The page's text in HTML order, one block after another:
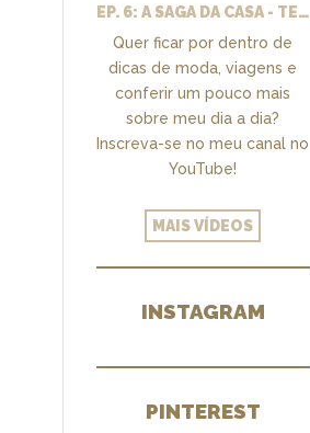
EP. 6: A SAGA DA CASA - TEMOS UM CLOSET PRA CHAMAR DE NOSSO + MARCENARIA E PAISAGISMO
Quer ficar por dentro de
dicas de moda, viagens e
conferir um pouco mais
sobre meu dia a dia?
Inscreva-se no meu canal no
YouTube!
MAIS VÍDEOS
INSTAGRAM
PINTEREST